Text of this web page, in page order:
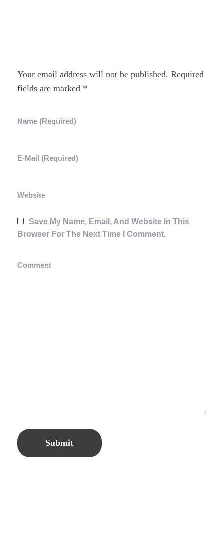
Your email address will not be published. Required
fields are marked *
Name (required)
E-Mail (required)
Website
Save My Name, Email, And Website In This
Browser For The Next Time I Comment.
Comment